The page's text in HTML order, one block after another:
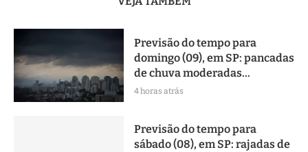
Previsão do tempo para
domingo (09), em SP: pancadas
de chuva moderadas...
4 horas atrás
Previsão do tempo para
sábado (08), em SP: rajadas de